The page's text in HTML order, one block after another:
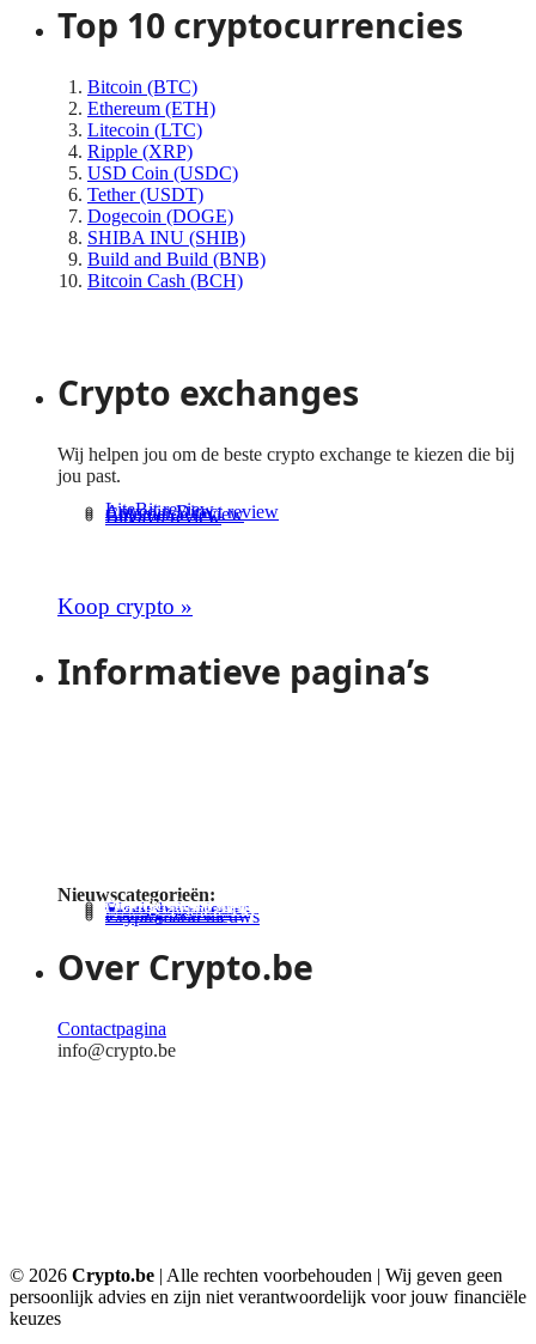
Top 10 cryptocurrencies
Bitcoin (BTC)
Ethereum (ETH)
Litecoin (LTC)
Ripple (XRP)
USD Coin (USDC)
Tether (USDT)
Dogecoin (DOGE)
SHIBA INU (SHIB)
Build and Build (BNB)
Bitcoin Cash (BCH)
Crypto exchanges
Wij helpen jou om de beste crypto exchange te kiezen die bij
jou past.
Bitvavo review
Coinmerce review
Anycoin Direct review
LiteBit review
Koop crypto »
Informatieve pagina’s
Nieuwscategorieën:
Cryptomarkt nieuws
Trading nieuws
Investeren nieuws
Blockchain nieuws
Overig crypto nieuws
Actuele nieuwsupdates
Over Crypto.be
Contactpagina
info@crypto.be
© 2026 Crypto.be | Alle rechten voorbehouden | Wij geven geen
persoonlijk advies en zijn niet verantwoordelijk voor jouw financiële
keuzes